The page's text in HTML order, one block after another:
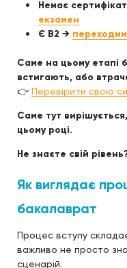
Немає
екзамен
Є B2 →
Саме на цьому етапі
встигають, або
👉 Перевірити свою
Саме тут
цьому році.
Не знаєте свій
Як виглядає
бакалаврат
Процес вступу
важливо не просто
сценарій.